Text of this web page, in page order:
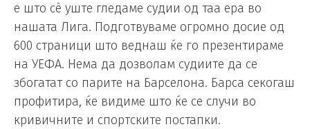
е што сè уште гледаме судии од таа ера во
нашата Лига. Подготвуваме огромно досие од
600 страници што веднаш ќе го презентираме
на УЕФА. Нема да дозволам судиите да се
збогатат со парите на Барселона. Барса секогаш
профитира, ќе видиме што ќе се случи во
кривичните и спортските постапки.